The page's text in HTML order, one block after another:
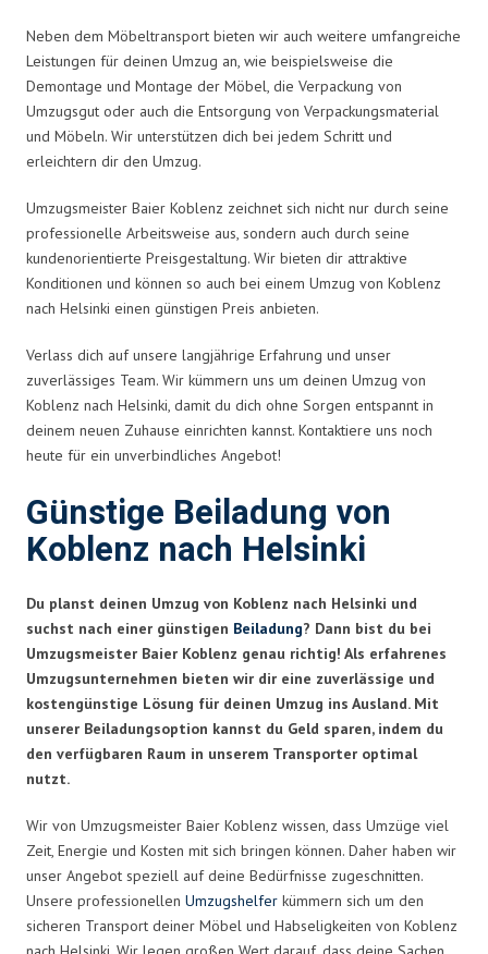
Neben dem Möbeltransport bieten wir auch weitere umfangreiche
Leistungen für deinen Umzug an, wie beispielsweise die
Demontage und Montage der Möbel, die Verpackung von
Umzugsgut oder auch die Entsorgung von Verpackungsmaterial
und Möbeln. Wir unterstützen dich bei jedem Schritt und
erleichtern dir den Umzug.
Umzugsmeister Baier Koblenz zeichnet sich nicht nur durch seine
professionelle Arbeitsweise aus, sondern auch durch seine
kundenorientierte Preisgestaltung. Wir bieten dir attraktive
Konditionen und können so auch bei einem Umzug von Koblenz
nach Helsinki einen günstigen Preis anbieten.
Verlass dich auf unsere langjährige Erfahrung und unser
zuverlässiges Team. Wir kümmern uns um deinen Umzug von
Koblenz nach Helsinki, damit du dich ohne Sorgen entspannt in
deinem neuen Zuhause einrichten kannst. Kontaktiere uns noch
heute für ein unverbindliches Angebot!
Günstige Beiladung von
Koblenz nach Helsinki
Du planst deinen Umzug von Koblenz nach Helsinki und
suchst nach einer günstigen Beiladung? Dann bist du bei
Umzugsmeister Baier Koblenz genau richtig! Als erfahrenes
Umzugsunternehmen bieten wir dir eine zuverlässige und
kostengünstige Lösung für deinen Umzug ins Ausland. Mit
unserer Beiladungsoption kannst du Geld sparen, indem du
den verfügbaren Raum in unserem Transporter optimal
nutzt.
Wir von Umzugsmeister Baier Koblenz wissen, dass Umzüge viel
Zeit, Energie und Kosten mit sich bringen können. Daher haben wir
unser Angebot speziell auf deine Bedürfnisse zugeschnitten.
Unsere professionellen Umzugshelfer kümmern sich um den
sicheren Transport deiner Möbel und Habseligkeiten von Koblenz